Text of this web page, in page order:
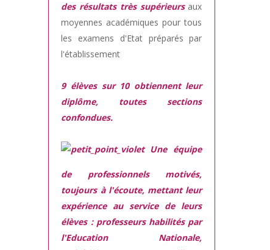
des résultats très supérieurs aux
moyennes académiques pour tous
les examens d'Etat préparés par
l'établissement
9 élèves sur 10 obtiennent leur
diplôme, toutes sections
confondues.
Une équipe
de professionnels motivés,
toujours à l'écoute, mettant leur
expérience au service de leurs
élèves : professeurs habilités par
l'Education Nationale,